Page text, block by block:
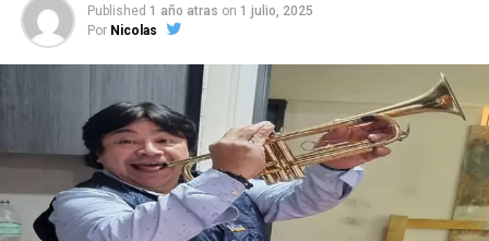
Published 1 año atras on 1 julio, 2025
Por Nicolas